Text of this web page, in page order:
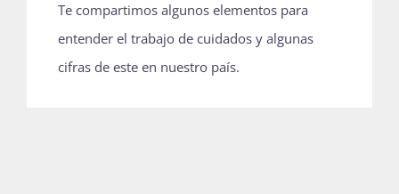
Te compartimos algunos elementos para
entender el trabajo de cuidados y algunas
cifras de este en nuestro país.